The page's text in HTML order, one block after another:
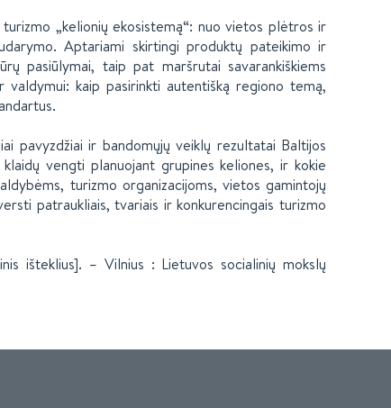
„kelionių ekosistemą“: nuo vietos plėtros ir
Aptariami skirtingi produktų pateikimo ir
pasiūlymai, taip pat maršrutai savarankiškiems
valdymui: kaip pasirinkti autentišką regiono temą,
pavyzdžiai ir bandomųjų veiklų rezultatai Baltijos
vengti planuojant grupines keliones, ir kokie
turizmo organizacijoms, vietos gamintojų
patraukliais, tvariais ir konkurencingais turizmo
išteklius]. – Vilnius : Lietuvos socialinių mokslų